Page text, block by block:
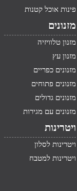
פינות אוכל קטנות
מזנונים
מזנון טלוויזיה
מזנון עץ
מזנונים כפריים
מזנונים פתוחים
מזנונים גדולים
מזנונים עם מגירות
ויטרינות
ויטרינות לסלון
ויטרינות למטבח